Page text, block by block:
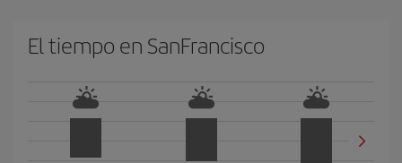
El tiempo en SanFrancisco